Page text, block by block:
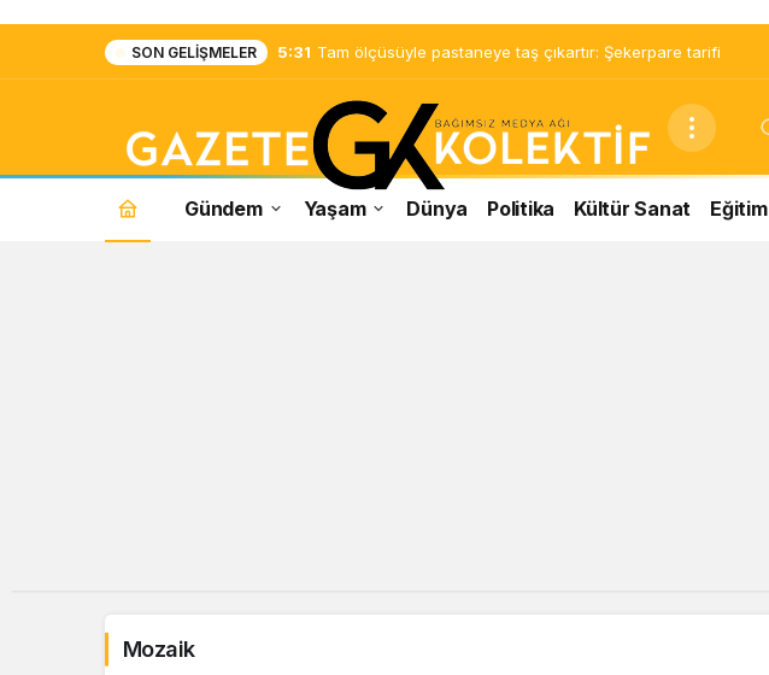
SON GELIŞMELER 5:31 Tam ölçüsüyle pastaneye taş çıkartır: Şekerpare tarifi
Mozaik
Gündem Yaşam Dünya Politika Kültür Sanat Eğitim
Mozaik